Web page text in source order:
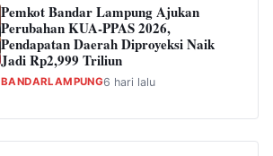
Pemkot Bandar Lampung Ajukan
Perubahan KUA-PPAS 2026,
Pendapatan Daerah Diproyeksi Naik
Jadi Rp2,999 Triliun
BANDARLAMPUNG6 hari lalu